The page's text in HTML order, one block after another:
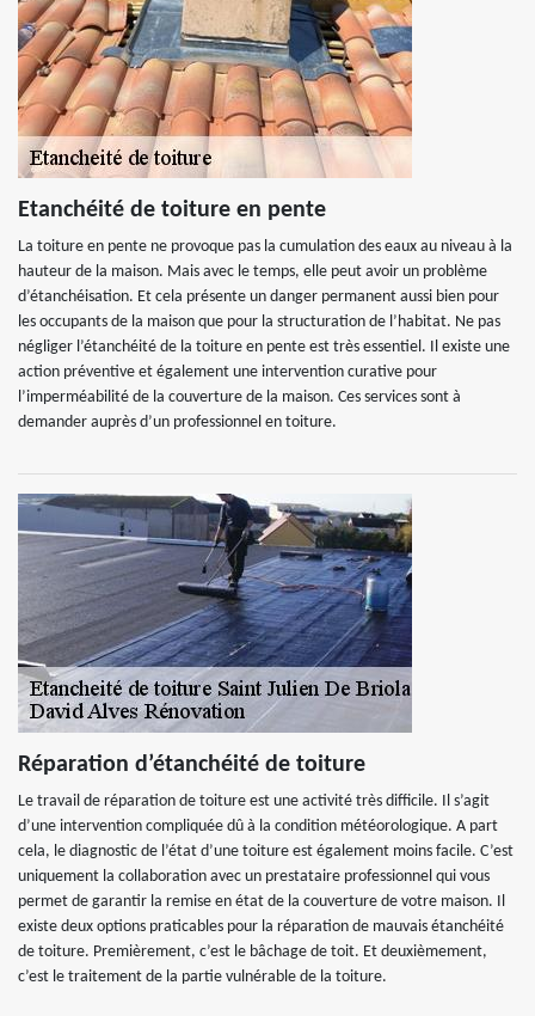
Etanchéité de toiture en pente
La toiture en pente ne provoque pas la cumulation des eaux au niveau à la
hauteur de la maison. Mais avec le temps, elle peut avoir un problème
d’étanchéisation. Et cela présente un danger permanent aussi bien pour
les occupants de la maison que pour la structuration de l’habitat. Ne pas
négliger l’étanchéité de la toiture en pente est très essentiel. Il existe une
action préventive et également une intervention curative pour
l’imperméabilité de la couverture de la maison. Ces services sont à
demander auprès d’un professionnel en toiture.
Réparation d’étanchéité de toiture
Le travail de réparation de toiture est une activité très difficile. Il s’agit
d’une intervention compliquée dû à la condition météorologique. A part
cela, le diagnostic de l’état d’une toiture est également moins facile. C’est
uniquement la collaboration avec un prestataire professionnel qui vous
permet de garantir la remise en état de la couverture de votre maison. Il
existe deux options praticables pour la réparation de mauvais étanchéité
de toiture. Premièrement, c’est le bâchage de toit. Et deuxièmement,
c’est le traitement de la partie vulnérable de la toiture.